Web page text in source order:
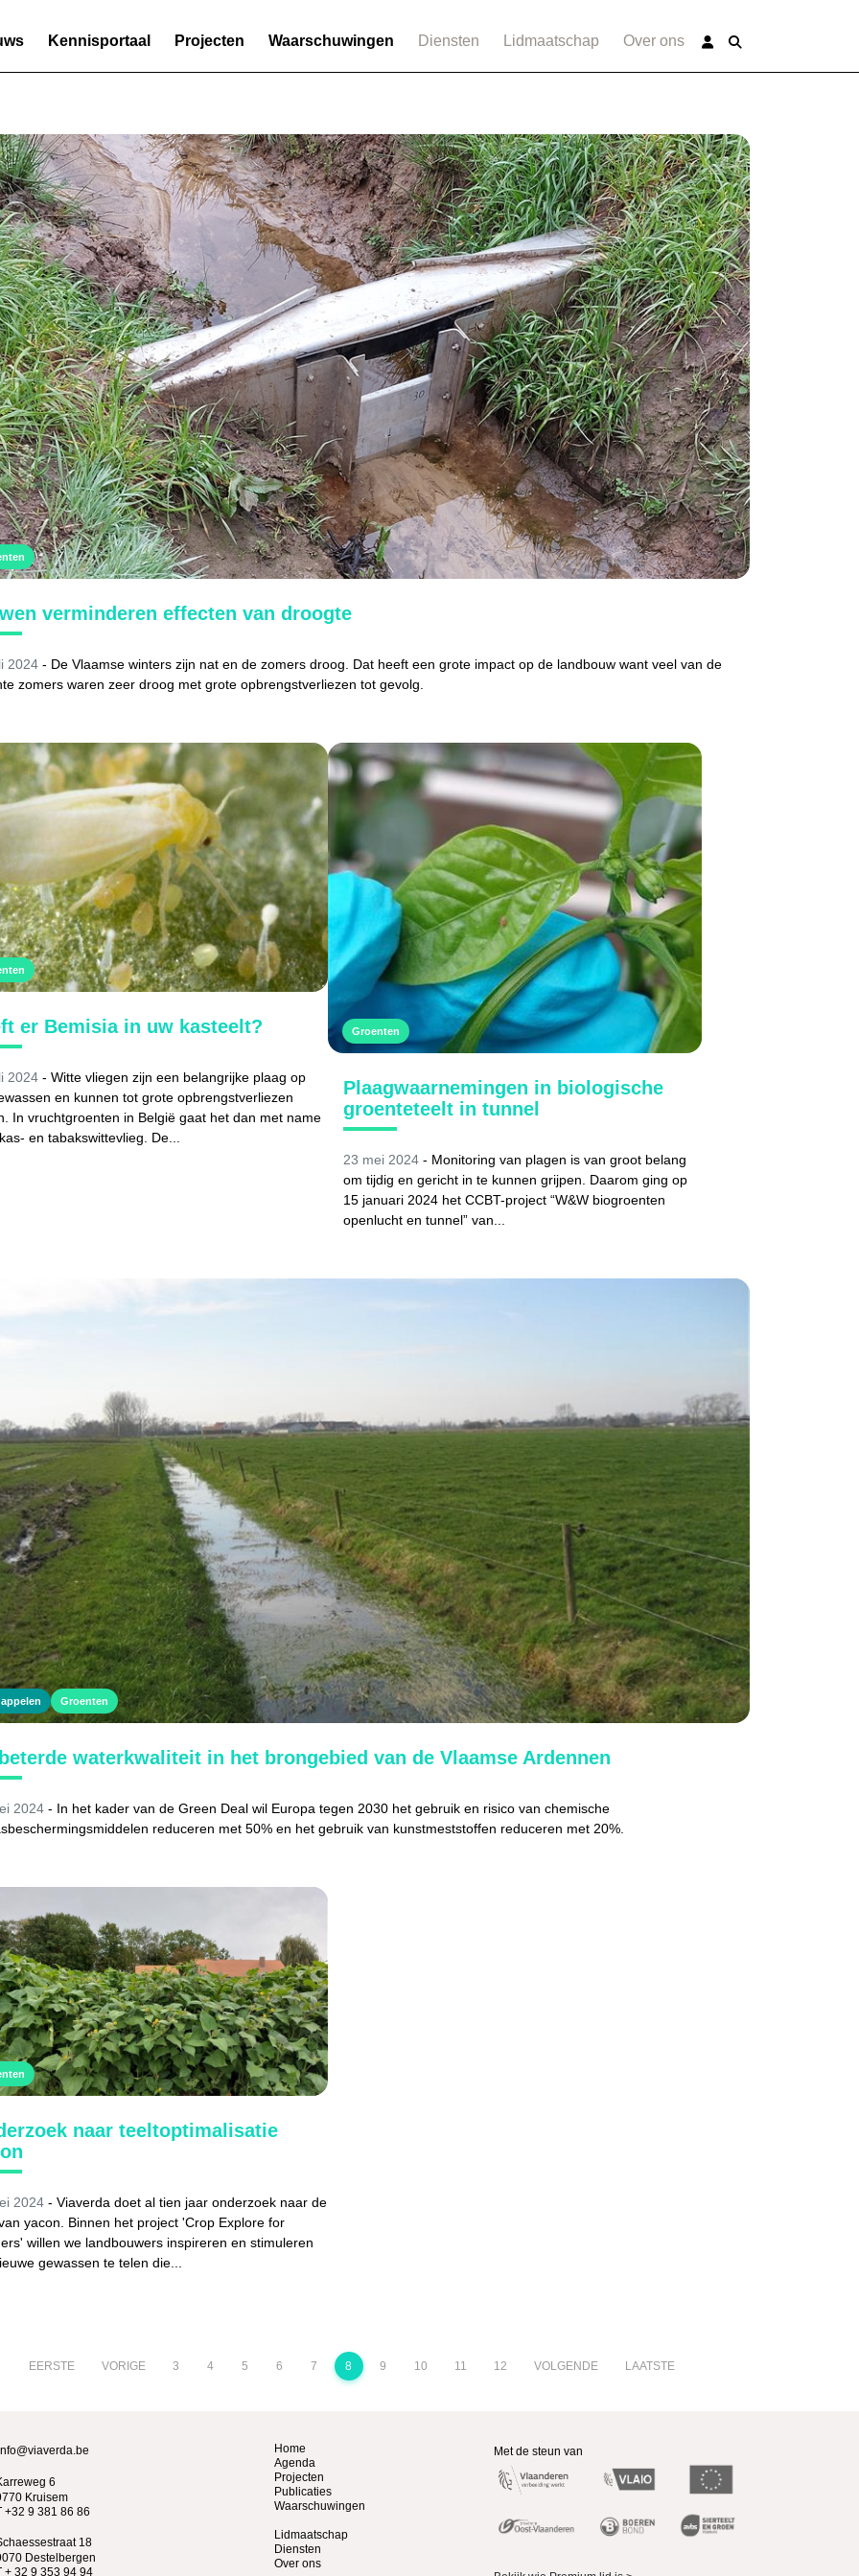
Kennisportaal Projecten Waarschuwingen Diensten Lidmaatschap Over ons
verminderen effecten van droogte
2024 - De Vlaamse winters zijn nat en de zomers droog. Dat heeft een grote impact op de landbouw want veel van de
zomers waren zeer droog met grote opbrengstverliezen tot gevolg.
er Bemisia in uw kasteelt?
2024 - Witte vliegen zijn een belangrijke plaag op
en kunnen tot grote opbrengstverliezen
In vruchtgroenten in België gaat het dan met name
en tabakswittevlieg. De...
Groenten
Plaagwaarnemingen in biologische
groenteteelt in tunnel
23 mei 2024- Monitoring van plagen is van groot belang
om tijdig en gericht in te kunnen grijpen. Daarom ging op
15 januari 2024 het CCBT-project “W&W biogroenten
openlucht en tunnel” van...
Groenten
waterkwaliteit in het brongebied van de Vlaamse Ardennen
2024 - In het kader van de Green Deal wil Europa tegen 2030 het gebruik en risico van chemische
reduceren met 50% en het gebruik van kunstmeststoffen reduceren met 20%.
naar teeltoptimalisatie
2024 - Viaverda doet al tien jaar onderzoek naar de
yacon. Binnen het project 'Crop Explore for
willen we landbouwers inspireren en stimuleren
gewassen te telen die...
EERSTE VORIGE 3 4 5 6 7 8 9 10 11 12 VOLGENDE LAATSTE
6
Kruisem
+32 9 381 86 86
18
Destelbergen
+ 32 9 353 94 94
Home
Agenda
Projecten
Publicaties
Waarschuwingen
Lidmaatschap
Diensten
Over ons
Met de steun van